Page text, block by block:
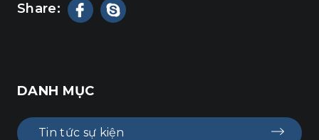
Share:
DANH MỤC
Tin tức sự kiện